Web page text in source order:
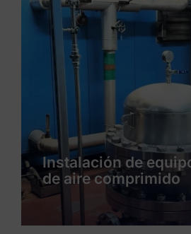
Instalación de
producto de un
envasado